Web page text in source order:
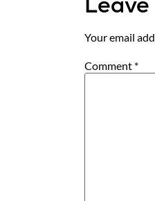
Your email
Comment *